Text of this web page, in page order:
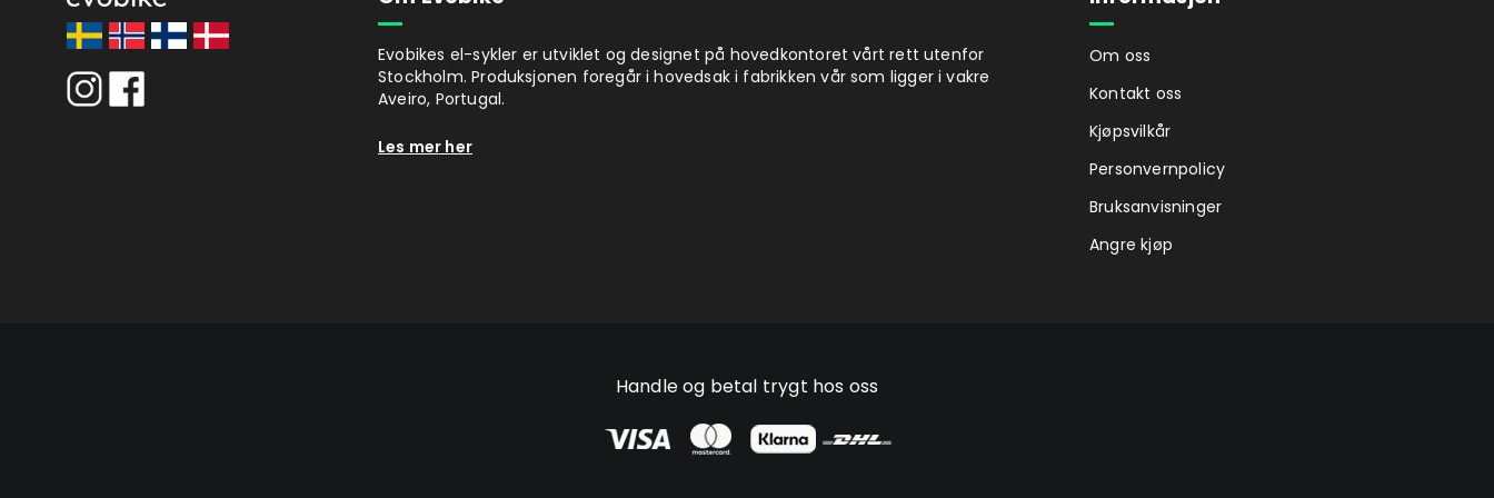
Evobikes el-sykler er utviklet og designet på hovedkontoret vårt rett utenfor
Stockholm. Produksjonen foregår i hovedsak i fabrikken vår som ligger i vakre
Aveiro, Portugal.
Les mer her
Om oss
Kontakt oss
Kjøpsvilkår
Personvernpolicy
Bruksanvisninger
Angre kjøp
Handle og betal trygt hos oss